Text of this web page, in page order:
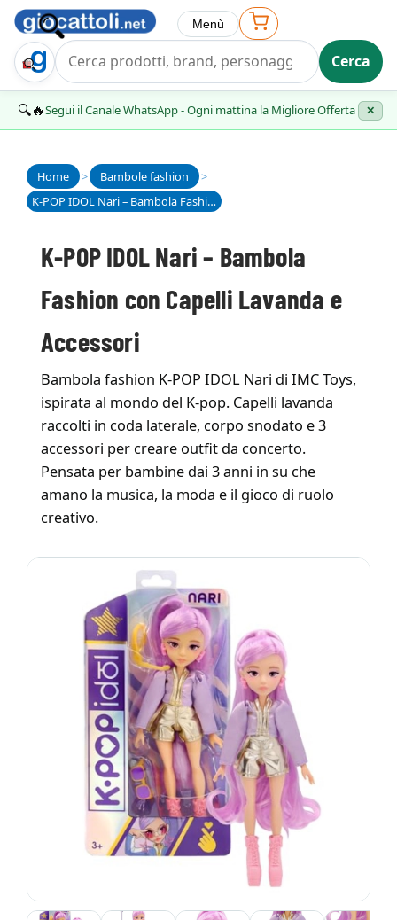
Trova Regalo Cerca
Menù
🔍🔥Segui il Canale WhatsApp - Ogni mattina la Migliore Offerta ✕
Home > Bambole fashion
>
K-POP IDOL Nari – Bambola Fashion con Capelli Lavanda e Accessori
K-POP IDOL Nari – Bambola
Fashion con Capelli Lavanda e
Accessori
Bambola fashion K-POP IDOL Nari di IMC Toys,
ispirata al mondo del K-pop. Capelli lavanda
raccolti in coda laterale, corpo snodato e 3
accessori per creare outfit da concerto.
Pensata per bambine dai 3 anni in su che
amano la musica, la moda e il gioco di ruolo
creativo.